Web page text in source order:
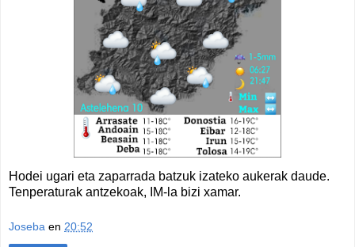
Hodei ugari eta zaparrada batzuk izateko aukerak daude.
Tenperaturak antzekoak, IM-la bizi xamar.
Joseba en 20:52